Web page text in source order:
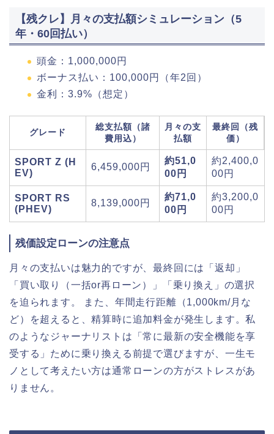
【残クレ】月々の支払額シミュレーション（5
年・60回払い）
頭金：1,000,000円
ボーナス払い：100,000円（年2回）
金利：3.9%（想定）
グレード
総支払額（諸
費用込）
月々の支
払額
最終回（残
価）
SPORT Z (H
EV)
6,459,000円
約51,0
00円
約2,400,0
00円
SPORT RS
(PHEV)
8,139,000円
約71,0
00円
約3,200,0
00円
残価設定ローンの注意点
月々の支払いは魅力的ですが、最終回には「返却」
「買い取り（一括or再ローン）」「乗り換え」の選択
を迫られます。 また、年間走行距離（1,000km/月な
ど）を超えると、精算時に追加料金が発生します。私
のようなジャーナリストは「常に最新の安全機能を享
受する」ために乗り換える前提で選びますが、一生モ
ノとして考えたい方は通常ローンの方がストレスがあ
りません。